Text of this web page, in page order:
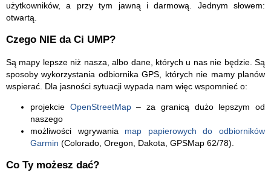
użytkowników, a przy tym jawną i darmową. Jednym słowem:
otwartą.
Czego NIE da Ci UMP?
Są mapy lepsze niż nasza, albo dane, których u nas nie będzie. Są
sposoby wykorzystania odbiornika GPS, których nie mamy planów
wspierać. Dla jasności sytuacji wypada nam więc wspomnieć o:
projekcie OpenStreetMap– za granicą dużo lepszym od
naszego
możliwości wgrywania map papierowych do odbiorników
Garmin (Colorado, Oregon, Dakota, GPSMap 62/78).
Co Ty możesz dać?